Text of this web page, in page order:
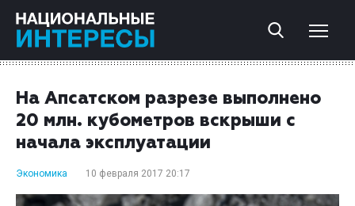
На Апсатском разрезе выполнено
20 млн. кубометров вскрыши с
начала эксплуатации
Экономика 10 февраля 2017 20:17